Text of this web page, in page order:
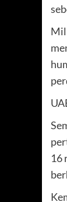
16